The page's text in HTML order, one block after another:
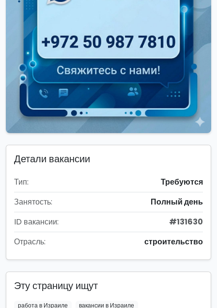
Детали вакансии
Тип:
Требуются
Занятость:
Полный день
ID вакансии:
#131630
Отрасль:
строительство
Эту страницу ищут
работа в Израиле
вакансии в Израиле